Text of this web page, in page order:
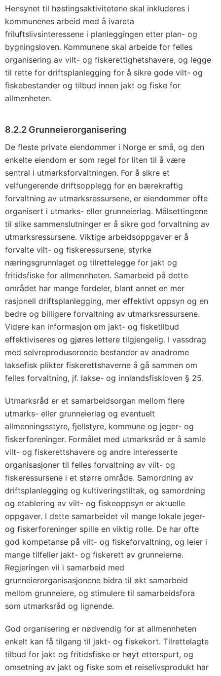
Hensynet til høstingsaktivitetene skal inkluderes i
kommunenes arbeid med å ivareta
friluftslivsinteressene i planleggingen etter plan- og
bygningsloven. Kommunene skal arbeide for felles
organisering av vilt- og fiskerettighetshavere, og legge
til rette for driftsplanlegging for å sikre gode vilt- og
fiskebestander og tilbud innen jakt og fiske for
allmenheten.
8.2.2 Grunneierorganisering
De fleste private eiendommer i Norge er små, og den
enkelte eiendom er som regel for liten til å være
sentral i utmarksforvaltningen. For å sikre et
velfungerende driftsopplegg for en bærekraftig
forvaltning av utmarksressursene, er eiendommer ofte
organisert i utmarks- eller grunneierlag. Målsettingene
til slike sammenslutninger er å sikre god forvaltning av
utmarksressursene. Viktige arbeidsoppgaver er å
forvalte vilt- og fiskeressursene, styrke
næringsgrunnlaget og tilrettelegge for jakt og
fritidsfiske for allmennheten. Samarbeid på dette
området har mange fordeler, blant annet en mer
rasjonell driftsplanlegging, mer effektivt oppsyn og en
bedre og billigere forvaltning av utmarksressursene.
Videre kan informasjon om jakt- og fisketilbud
effektiviseres og gjøres lettere tilgjengelig. I vassdrag
med selvreproduserende bestander av anadrome
laksefisk plikter fiskerettshaverne å gå sammen om
felles forvaltning, jf. lakse- og innlandsfiskloven § 25.
Utmarksråd er et samarbeidsorgan mellom flere
utmarks- eller grunneierlag og eventuelt
allmenningsstyre, fjellstyre, kommune og jeger- og
fiskerforeninger. Formålet med utmarksråd er å samle
vilt- og fiskerettshavere og andre interesserte
organisasjoner til felles forvaltning av vilt- og
fiskeressursene i et større område. Samordning av
driftsplanlegging og kultiveringstiltak, og samordning
og etablering av vilt- og fiskeoppsyn er aktuelle
oppgaver. I dette samarbeidet vil mange lokale jeger-
og fiskerforeninger spille en viktig rolle. De har ofte
god kompetanse på vilt- og fiskeforvaltning, og leier i
mange tilfeller jakt- og fiskerett av grunneierne.
Regjeringen vil i samarbeid med
grunneierorganisasjonene bidra til økt samarbeid
mellom grunneiere, og stimulere til samarbeidsfora
som utmarksråd og lignende.
God organisering er nødvendig for at allmennheten
enkelt kan få tilgang til jakt- og fiskekort. Tilrettelagte
tilbud for jakt og fritidsfiske er høyt etterspurt, og
omsetning av jakt og fiske som et reiselivsprodukt har